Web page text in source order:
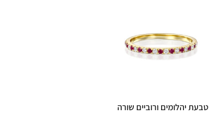
טבעת יהלומים ורוביים שורה